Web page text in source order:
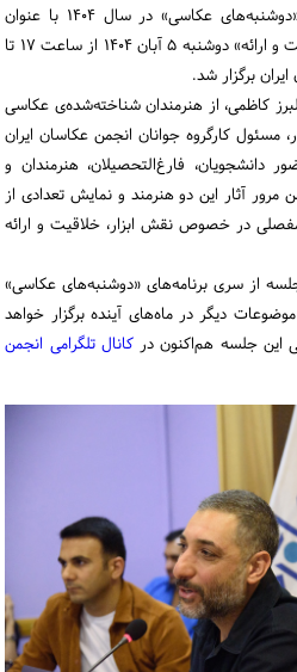
هفتمین جلسه از سری میزگردهای «دوشنبه‌های عکاسی» در سال ۱۴۰۴ با عنوان
«عکاسی به‌مثابه‌ی تجربه: ابزار، خلاقیت و ارائه» دوشنبه ۵ آبان ۱۴۰۴ از ساعت ۱۷ تا
کاظمی، از هنرمندان شناخته‌‌شده‌ی عکاسی
مسئول کارگروه جوانان انجمن عکاسان ایران
دانشجویان، فارغ‌التحصیلان، هنرمندان و
مرور آثار این دو هنرمند و نمایش تعدادی از
در خصوص نقش ابزار، خلاقیت و ارائه
از سری برنامه‌های «دوشنبه‌های عکاسی»
با موضوعات دیگر در ماه‌های آینده برگزار خواهد
این جلسه هم‌اکنون درکانال تلگرامی انجمن